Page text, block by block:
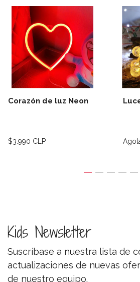
Corazón de luz Neon
$3.990 CLP
Kids Newsletter
Suscríbase a nuestra lista de
actualizaciones de nuevas
de nuestro equipo.